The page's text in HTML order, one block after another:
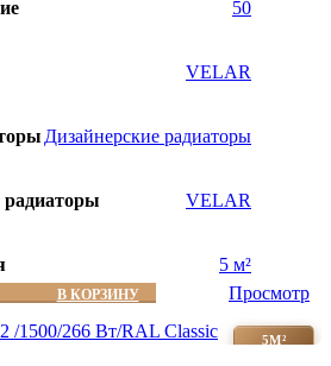
50
VELAR
Дизайнерские радиаторы
VELAR
5 м²
В КОРЗИНУ Просмотр
5М²